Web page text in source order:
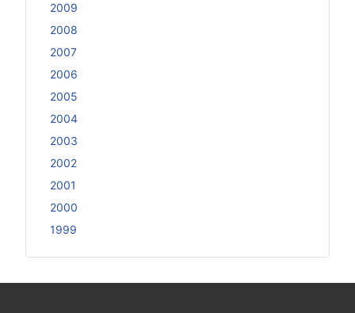
2009
2008
2007
2006
2005
2004
2003
2002
2001
2000
1999